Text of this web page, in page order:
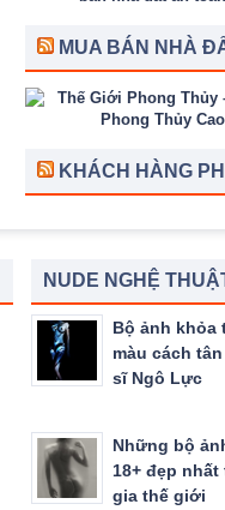
MUA BÁN NHÀ
KHÁCH HÀNG
NUDE NGHỆ
Bộ ảnh
màu cách
sĩ Ngô Lực
Những bộ
18+ đẹp
gia thế giới